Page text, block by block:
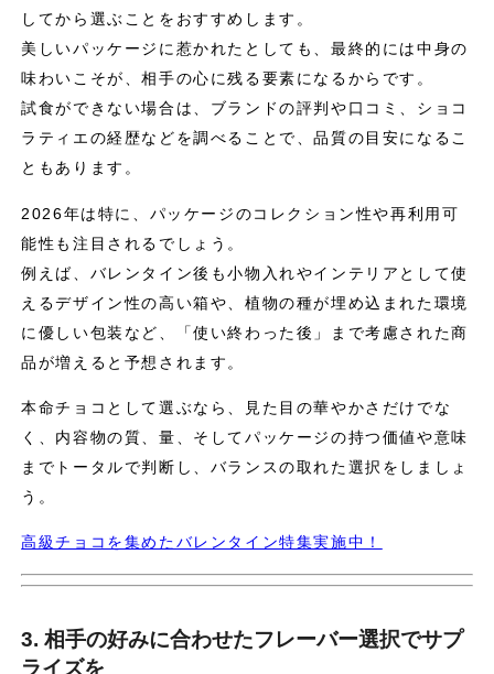
してから選ぶことをおすすめします。
美しいパッケージに惹かれたとしても、最終的には中身の
味わいこそが、相手の心に残る要素になるからです。
試食ができない場合は、ブランドの評判や口コミ、ショコ
ラティエの経歴などを調べることで、品質の目安になるこ
ともあります。
2026年は特に、パッケージのコレクション性や再利用可
能性も注目されるでしょう。
例えば、バレンタイン後も小物入れやインテリアとして使
えるデザイン性の高い箱や、植物の種が埋め込まれた環境
に優しい包装など、「使い終わった後」まで考慮された商
品が増えると予想されます。
本命チョコとして選ぶなら、見た目の華やかさだけでな
く、内容物の質、量、そしてパッケージの持つ価値や意味
までトータルで判断し、バランスの取れた選択をしましょ
う。
高級チョコを集めたバレンタイン特集実施中！
3. 相手の好みに合わせたフレーバー選択でサプ
ライズを